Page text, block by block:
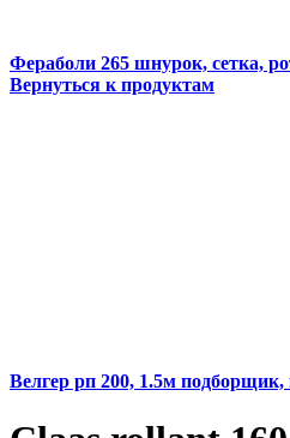
Фераболи 265 шнурок, сетка,
Вернуться к продуктам
Велгер рп 200, 1.5м